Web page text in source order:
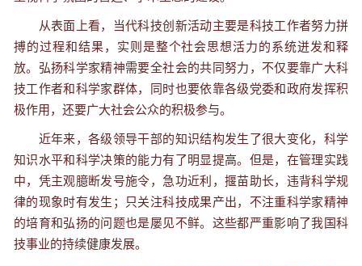
从表面上看，当代科技创新活动主要是科技工作者努力拼
搏的过程和结果，实则是整个社会思想活力的系统迸发和释
放。弘扬科学家精神需要全社会的共同努力，不仅要靠广大科
技工作者和科学家群体，同时也要依靠各级党委和政府发挥积
极作用，还要广大社会公众的积极参与。
近年来，各级领导干部的知识结构发生了很大变化，科学
知识水平和科学决策的能力有了明显提高。但是，在管理实践
中，凭主观臆断发号施令，急功近利，揠苗助长，违背科学规
律的现象时有发生；只关注科技成果产出，不注重科学家精神
的培育和弘扬的问题也是屡见不鲜。这些都严重影响了我国科
技事业的持续健康发展。